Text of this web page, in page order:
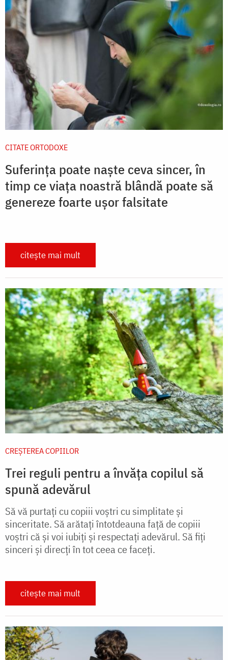
CITATE ORTODOXE
Suferința poate naște ceva sincer, în
timp ce viața noastră blândă poate să
genereze foarte ușor falsitate
citește mai mult
CREŞTEREA COPIILOR
Trei reguli pentru a învăța copilul să
spună adevărul
Să vă purtaţi cu copiii voştri cu simplitate şi
sinceritate. Să arătaţi întotdeauna faţă de copiii
voştri că şi voi iubiţi şi respectaţi adevărul. Să fiţi
sinceri şi direcţi în tot ceea ce faceţi.
citește mai mult